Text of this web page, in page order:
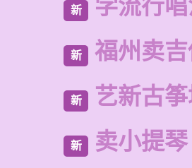
新 学流行
新 福州卖
新 艺新古
新 卖小提